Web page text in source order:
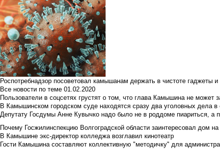
Роспотребнадзор посоветовал камышанам держать в чистоте гаджеты
Все новости по теме 01.02.2020
Пользователи в соцсетях грустят о том, что глава Камышина не может
В Камышинском городском суде находятся сразу два уголовных дела
Депутату Госдумы Анне Кувычко надо было не в роддоме пиариться, а
Почему Госжилинспекцию Волгоградской области заинтересовал дом
В Камышине экс-директор колледжа возглавил кинотеатр
Гости Камышина составляют коллективную "методичку" для